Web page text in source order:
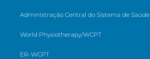
Administração Central do Sistema de Saúde
World Physiotherapy/WCPT
ER-WCPT